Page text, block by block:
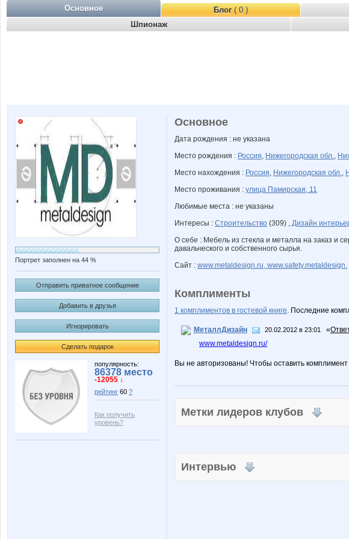
Основное Блог( 0 )
Шпионаж
Портрет заполнен на 44 %
Отправить приватное сообщение
Добавить в друзья
Игнорировать
Сделать подарок
популярность:
86378 место
-12055 ↓
рейтинг 60 ?
Как получить
уровень?
Основное
Дата рождения : не указана
Место рождения : Россия, Нижегородская обл.,
Место нахождения : Россия, Нижегородская обл.,
Место проживания : улица Памирская, 11
Любимые места : не указаны
Интересы : Строительство (309) , Дизайн
О себе : Мебель из стекла и металла на заказ и
давальческого и собственного сырья.
Сайт : www.metaldesign.ru, www.safety.metaldesign.
Комплименты
1 комплиментов в гостевой книге. Последние
МеталлДизайн 20.02.2012 в 23:01 «
www.metaldesign.ru/
Вы не авторизованы! Чтобы оставить
Метки лидеров клубов
Интервью